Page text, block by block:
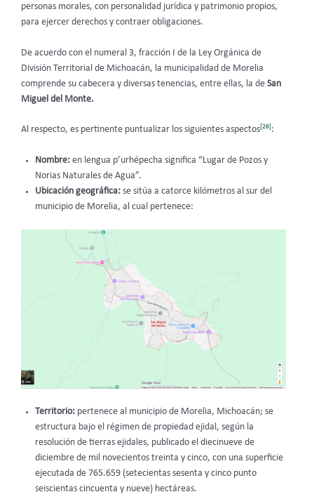
personas morales, con personalidad jurídica y patrimonio propios,
para ejercer derechos y contraer obligaciones.
De acuerdo con el numeral 3, fracción I de la Ley Orgánica de
División Territorial de Michoacán, la municipalidad de Morelia
comprende su cabecera y diversas tenencias, entre ellas, la de San
Miguel del Monte.
Al respecto, es pertinente puntualizar los siguientes aspectos[26]:
Nombre: en lengua p’urhépecha significa “Lugar de Pozos y
Norias Naturales de Agua”.
Ubicación geográfica: se sitúa a catorce kilómetros al sur del
municipio de Morelia, al cual pertenece:
Territorio: pertenece al municipio de Morelia, Michoacán; se
estructura bajo el régimen de propiedad ejidal, según la
resolución de tierras ejidales, publicado el diecinueve de
diciembre de mil novecientos treinta y cinco, con una superficie
ejecutada de 765.659 (setecientas sesenta y cinco punto
seiscientas cincuenta y nueve) hectáreas.